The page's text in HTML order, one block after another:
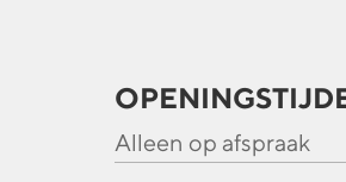
Alleen op afspraak